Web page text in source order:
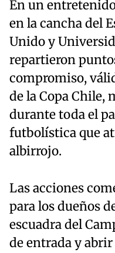
En un
en la cancha del
Unido y
repartieron
compromiso,
de la Copa Chile,
durante toda el
futbolística que
albirrojo.
Las acciones
para los dueños
escuadra del
de entrada y